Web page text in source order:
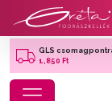
GLS
1,850 Ft
Toggle